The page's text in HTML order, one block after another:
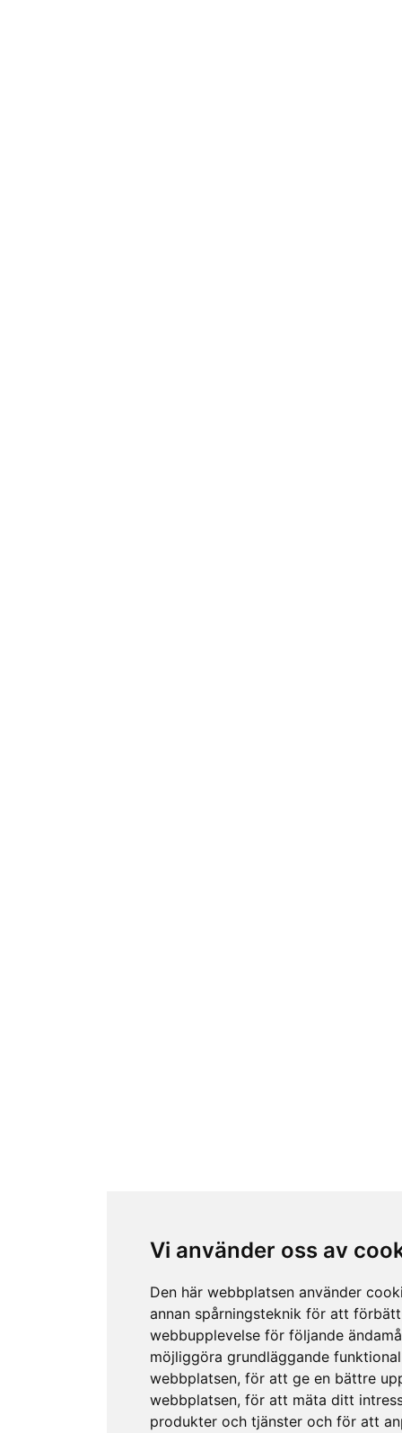
Vi använder oss av
Den här webbplatsen använder
annan spårningsteknik för att
webbupplevelse för följande
möjliggöra grundläggande
webbplatsen, för att ge en bättre
webbplatsen, för att mäta ditt
produkter och tjänster och för att